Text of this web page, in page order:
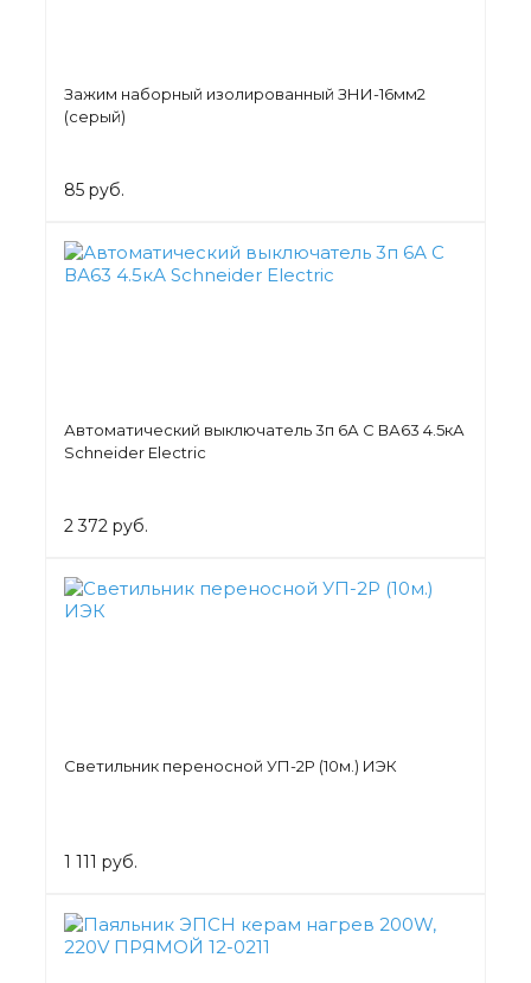
Зажим наборный изолированный ЗНИ-16мм2
(серый)
85 руб.
Автоматический выключатель 3п 6А С ВА63 4.5кА
Schneider Electric
2 372 руб.
Cветильник переносной УП-2Р (10м.) ИЭК
1 111 руб.